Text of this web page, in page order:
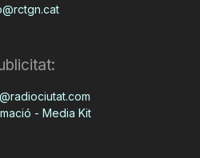
- Media Kit